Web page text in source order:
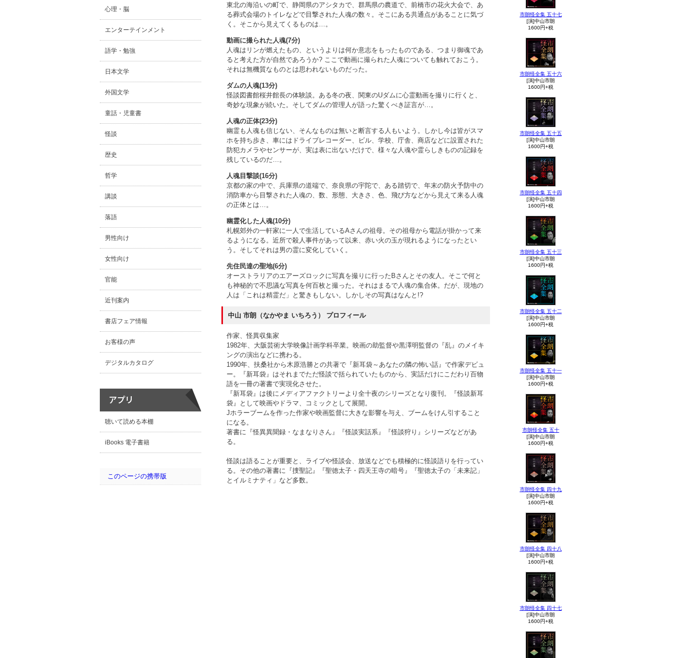
心理・脳
エンターテインメント
語学・勉強
日本文学
外国文学
童話・児童書
怪談
歴史
哲学
講談
落語
男性向け
女性向け
官能
近刊案内
書店フェア情報
お客様の声
デジタルカタログ
聴いて読める本棚
iBooks 電子書籍
このページの携帯版
東北の海沿いの町で、静岡県のアシタカで、群馬県の農道で、前橋市の花火大会で、あ
る葬式会場のトイレなどで目撃された人魂の数々。そこにある共通点があることに気づ
く。そこから見えてくるものは…。
動画に撮られた人魂(7分)
人魂はリンが燃えたもの、というよりは何か意志をもったものである、つまり御魂であ
ると考えた方が自然であろうか? ここで動画に撮られた人魂についても触れておこう。
それは無機質なものとは思われないものだった。
ダムの人魂(13分)
怪談図書館桜井館長の体験談。ある冬の夜、関東のUダムに心霊動画を撮りに行くと、
奇妙な現象が続いた。そしてダムの管理人が語った驚くべき証言が…。
人魂の正体(23分)
幽霊も人魂も信じない、そんなものは無いと断言する人もいよう。しかし今は皆がスマ
ホを持ち歩き、車にはドライブレコーダー、ビル、学校、庁舎、商店などに設置された
防犯カメラやセンサーが、実は表に出ないだけで、様々な人魂や霊らしきものの記録を
残しているのだ…。
人魂目撃談(16分)
京都の家の中で、兵庫県の道端で、奈良県の宇陀で、ある踏切で、年末の防火予防中の
消防車から目撃された人魂の、数、形態、大きさ、色、飛び方などから見えて来る人魂
の正体とは…。
幽霊化した人魂(10分)
札幌郊外の一軒家に一人で生活しているAさんの祖母。その祖母から電話が掛かって来
るようになる。近所で殺人事件があって以来、赤い火の玉が現れるようになったとい
う。そしてそれは男の霊に変化していく。
先住民達の聖地(6分)
オーストラリアのエアーズロックに写真を撮りに行ったBさんとその友人。そこで何と
も神秘的で不思議な写真を何百枚と撮った。それはまるで人魂の集合体。だが、現地の
人は「これは精霊だ」と驚きもしない。しかしその写真はなんと!?
中山 市朗（なかやま いちろう） プロフィール
作家、怪異収集家
1982年、大阪芸術大学映像計画学科卒業。映画の助監督や黒澤明監督の『乱』のメイキ
ングの演出などに携わる。
1990年、扶桑社から木原浩勝との共著で『新耳袋～あなたの隣の怖い話』で作家デビュ
ー。『新耳袋』はそれまでただ怪談で括られていたものから、実話だけにこだわり百物
語を一冊の著書で実現化させた。
『新耳袋』は後にメディアファクトリーより全十夜のシリーズとなり復刊。『怪談新耳
袋』として映画やドラマ、コミックとして展開。
Jホラーブームを作った作家や映画監督に大きな影響を与え、ブームをけん引すること
になる。
著書に『怪異異聞録・なまなりさん』『怪談実話系』『怪談狩り』シリーズなどがあ
る。
怪談は語ることが重要と、ライブや怪談会、放送などでも積極的に怪談語りを行ってい
る。その他の著書に『捜聖記』『聖徳太子・四天王寺の暗号』『聖徳太子の「未来記」
とイルミナティ」など多数。
市朗怪全集 五十七
[演]中山市朗
1600円+税
市朗怪全集 五十六
[演]中山市朗
1600円+税
市朗怪全集 五十五
[演]中山市朗
1600円+税
市朗怪全集 五十四
[演]中山市朗
1600円+税
市朗怪全集 五十三
[演]中山市朗
1600円+税
市朗怪全集 五十二
[演]中山市朗
1600円+税
市朗怪全集 五十一
[演]中山市朗
1600円+税
市朗怪全集 五十
[演]中山市朗
1600円+税
市朗怪全集 四十九
[演]中山市朗
1600円+税
市朗怪全集 四十八
[演]中山市朗
1600円+税
市朗怪全集 四十七
[演]中山市朗
1600円+税